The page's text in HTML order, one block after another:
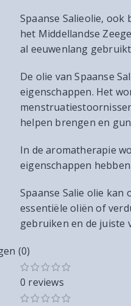
Spaanse Salieolie, ook
het Middellandse
al eeuwenlang
De olie van Spaanse
eigenschappen. Het
helpen brengen en
In de aromatherapie
eigenschappen
Spaanse Salie olie
essentiële oliën of
gebruiken en de juiste
(0)
0 reviews